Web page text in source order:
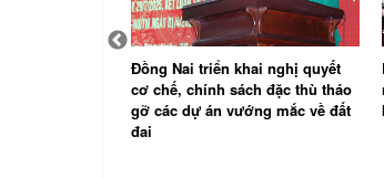
Khẩn trương đẩy nhanh tiến độ
nhập liệu thông tin khám sức
khỏe toàn dân